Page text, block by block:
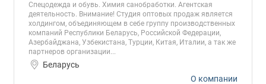
Спецодежда и обувь. Химия санобработки. Агентская
деятельность. Внимание! Студия оптовых продаж является
холдингом, объединяющем в себе группу производственных
компаний Республики Беларусь, Российской Федерации,
Азербайджана, Узбекистана, Турции, Китая, Италии, а так же
партнеров организации...
Беларусь
О компании